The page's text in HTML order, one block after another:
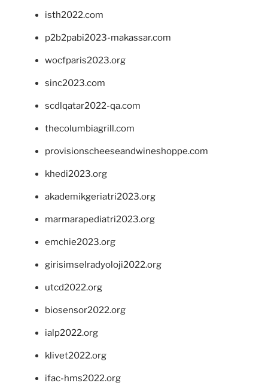
isth2022.com
p2b2pabi2023-makassar.com
wocfparis2023.org
sinc2023.com
scdlqatar2022-qa.com
thecolumbiagrill.com
provisionscheeseandwineshoppe.com
khedi2023.org
akademikgeriatri2023.org
marmarapediatri2023.org
emchie2023.org
girisimselradyoloji2022.org
utcd2022.org
biosensor2022.org
ialp2022.org
klivet2022.org
ifac-hms2022.org